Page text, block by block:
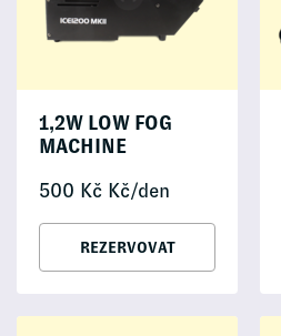
1,2W LOW FOG
MACHINE
500 Kč Kč/den
REZERVOVAT